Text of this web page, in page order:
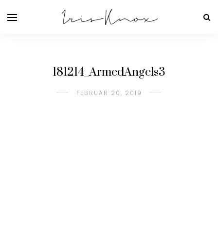
181214_ArmedAngels3
FEBRUAR 20, 2019